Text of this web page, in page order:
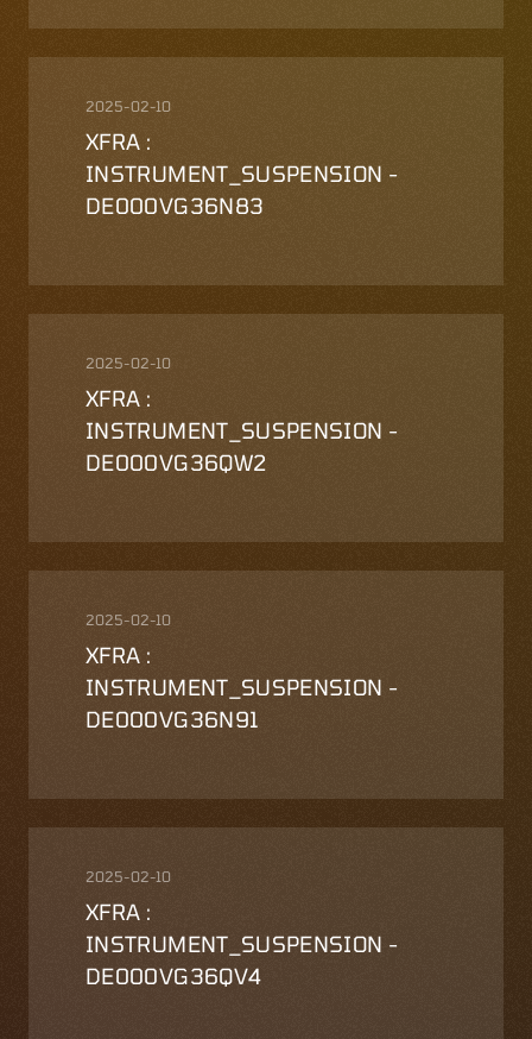
2025-02-10
XFRA :
INSTRUMENT_SUSPENSION -
DE000VG36N83
2025-02-10
XFRA :
INSTRUMENT_SUSPENSION -
DE000VG36QW2
2025-02-10
XFRA :
INSTRUMENT_SUSPENSION -
DE000VG36N91
2025-02-10
XFRA :
INSTRUMENT_SUSPENSION -
DE000VG36QV4